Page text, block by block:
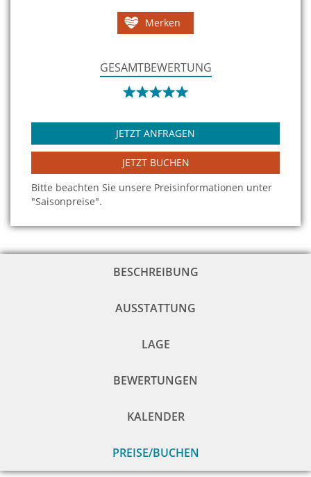
Merken
GESAMTBEWERTUNG
JETZT ANFRAGEN
JETZT BUCHEN
Bitte beachten Sie unsere Preisinformationen unter
"Saisonpreise".
BESCHREIBUNG
AUSSTATTUNG
LAGE
BEWERTUNGEN
KALENDER
PREISE/BUCHEN